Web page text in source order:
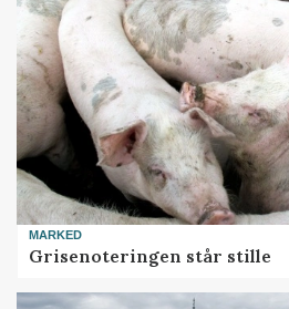
MARKED
Grisenoteringen står stille